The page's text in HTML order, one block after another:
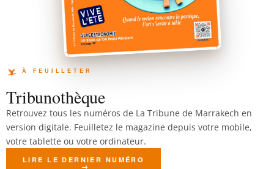
Tribunothèque
Retrouvez tous les numéros de La Tribune de Marrakech en
version digitale. Feuilletez le magazine depuis votre mobile,
votre tablette ou votre ordinateur.
LIRE LE DERNIER NUMÉRO